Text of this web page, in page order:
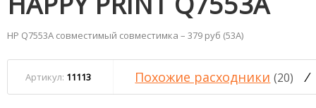
HP Q7553A совместимый совместимка – 379 руб (53A)
Артикул: 11113 Похожие расходники (20) /